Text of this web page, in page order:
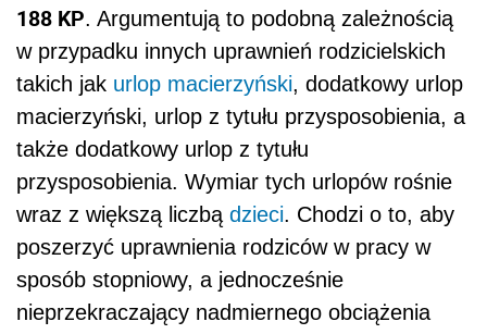
188 KP. Argumentują to podobną zależnością
w przypadku innych uprawnień rodzicielskich
takich jak urlop macierzyński, dodatkowy urlop
macierzyński, urlop z tytułu przysposobienia, a
także dodatkowy urlop z tytułu
przysposobienia. Wymiar tych urlopów rośnie
wraz z większą liczbą dzieci. Chodzi o to, aby
poszerzyć uprawnienia rodziców w pracy w
sposób stopniowy, a jednocześnie
nieprzekraczający nadmiernego obciążenia